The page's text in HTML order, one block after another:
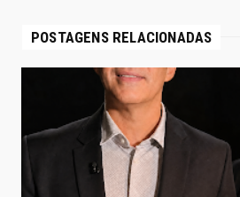
POSTAGENS RELACIONADAS